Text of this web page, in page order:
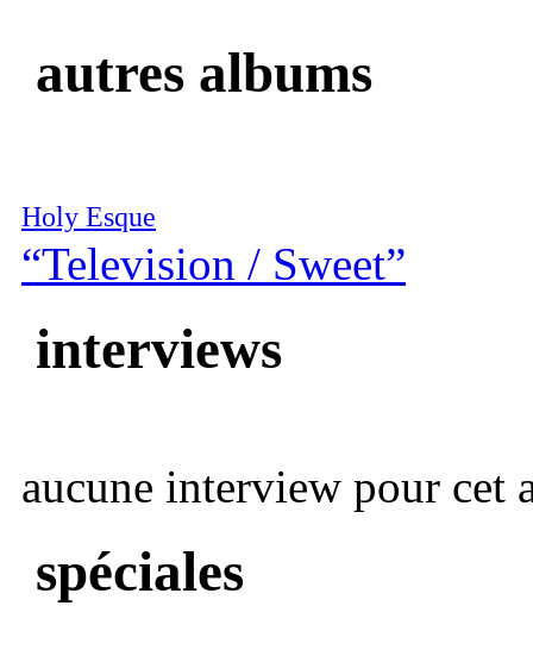
autres albums
Holy Esque
“Television / Sweet”
interviews
aucune interview pour cet
spéciales